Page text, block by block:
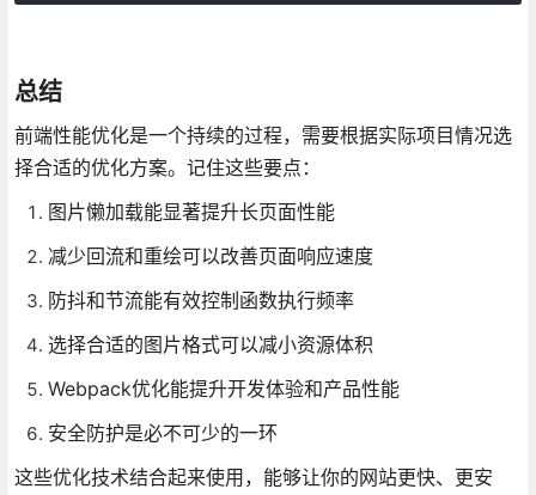
总结
前端性能优化是一个持续的过程，需要根据实际项目情况选
择合适的优化方案。记住这些要点：
图片懒加载能显著提升长页面性能
减少回流和重绘可以改善页面响应速度
防抖和节流能有效控制函数执行频率
选择合适的图片格式可以减小资源体积
Webpack优化能提升开发体验和产品性能
安全防护是必不可少的一环
这些优化技术结合起来使用，能够让你的网站更快、更安